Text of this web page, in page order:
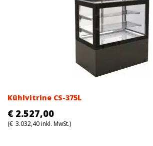
Kühlvitrine CS-375L
€ 2.527,00
(€ 3.032,40inkl. MwSt.)